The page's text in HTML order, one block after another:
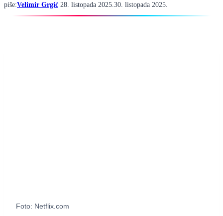
piše:Velimir Grgić 28. listopada 2025.30. listopada 2025.
Foto: Netflix.com